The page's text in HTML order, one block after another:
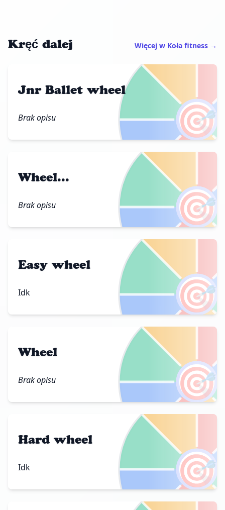
Kręć dalej Więcej w Koła fitness →
🎯
Jnr Ballet wheel
Brak opisu
🎯
Wheel...
Brak opisu
🎯
Easy wheel
Idk
🎯
Wheel
Brak opisu
🎯
Hard wheel
Idk